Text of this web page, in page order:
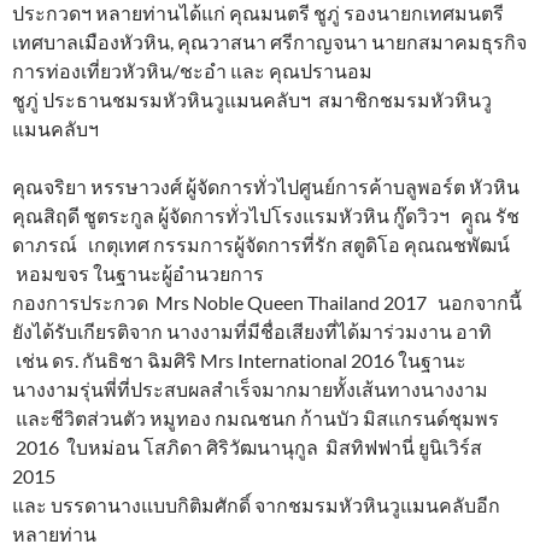
ประกวดฯ หลายท่านได้แก่ คุณมนตรี ชูภู่ รองนายกเทศมนตรี
เทศบาลเมืองหัวหิน, คุณวาสนา ศรีกาญจนา นายกสมาคมธุรกิจ
การท่องเที่ยวหัวหิน/ชะอำ และ คุณปรานอม
ชูภู่ ประธานชมรมหัวหินวูแมนคลับฯ สมาชิกชมรมหัวหินวู
แมนคลับฯ
คุณจริยา หรรษาวงศ์ ผู้จัดการทั่วไปศูนย์การค้าบลูพอร์ต หัวหิน
คุณสิฤดี ชูตระกูล ผู้จัดการทั่วไปโรงแรมหัวหิน กู๊ดวิวฯ คุูณ รัช
ดาภรณ์ เกตุเทศ กรรมการผู้จัดการที่รัก สตูดิโอ คุณณชพัฒน์
หอมขจร ในฐานะผู้อำนวยการ
กองการประกวด Mrs Noble Queen Thailand 2017 นอกจากนี้
ยังได้รับเกียรติจาก นางงามที่มีชื่อเสียงที่ได้มาร่วมงาน อาทิ
เช่น ดร. กันธิชา ฉิมศิริ Mrs International 2016 ในฐานะ
นางงามรุ่นพี่ที่ประสบผลสำเร็จมากมายทั้งเส้นทางนางงาม
และชีวิตส่วนตัว หมูทอง กมณชนก ก้านบัว มิสแกรนด์ชุมพร
2016 ใบหม่อน โสภิดา ศิริวัฒนานุกูล มิสทิฟฟานี่ ยูนิเวิร์ส
2015
และ บรรดานางแบบกิติมศักดิ์ จากชมรมหัวหินวูแมนคลับอีก
หลายท่าน